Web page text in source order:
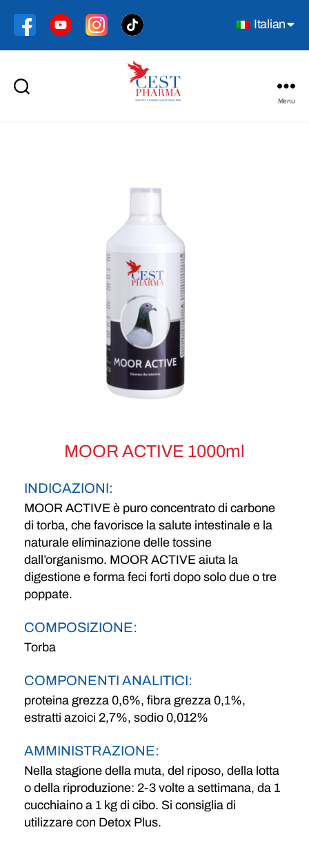
Italian
Menu
MOOR ACTIVE 1000ml
INDICAZIONI:
MOOR ACTIVE è puro concentrato di carbone
di torba, che favorisce la salute intestinale e la
naturale eliminazione delle tossine
dall’organismo. MOOR ACTIVE aiuta la
digestione e forma feci forti dopo solo due o tre
poppate.
COMPOSIZIONE:
Torba
COMPONENTI ANALITICI:
proteina grezza 0,6%, fibra grezza 0,1%,
estratti azoici 2,7%, sodio 0,012%
AMMINISTRAZIONE:
Nella stagione della muta, del riposo, della lotta
o della riproduzione: 2-3 volte a settimana, da 1
cucchiaino a 1 kg di cibo. Si consiglia di
utilizzare con Detox Plus.